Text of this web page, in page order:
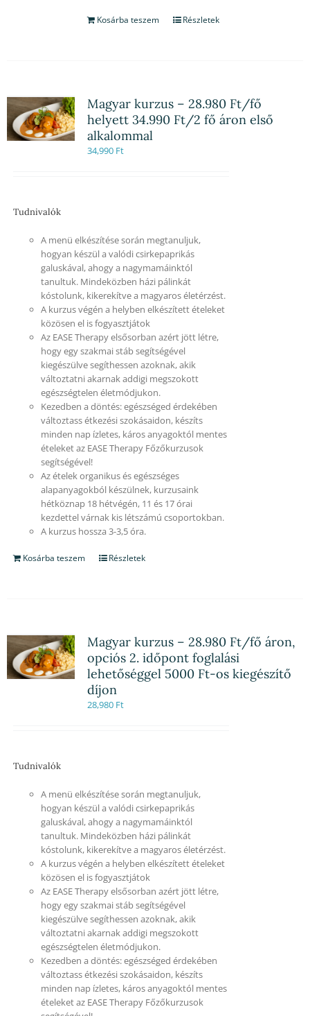
Kosárba teszem Részletek
Magyar kurzus – 28.980 Ft/fő
helyett 34.990 Ft/2 fő áron első
alkalommal
34,990 Ft
Tudnivalók
A menü elkészítése során megtanuljuk,
hogyan készül a valódi csirkepaprikás
galuskával, ahogy a nagymamáinktól
tanultuk. Mindeközben házi pálinkát
kóstolunk, kikerekítve a magyaros életérzést.
A kurzus végén a helyben elkészített ételeket
közösen el is fogyasztjátok
Az EASE Therapy elsősorban azért jött létre,
hogy egy szakmai stáb segítségével
kiegészülve segíthessen azoknak, akik
változtatni akarnak addigi megszokott
egészségtelen életmódjukon.
Kezedben a döntés: egészséged érdekében
változtass étkezési szokásaidon, készíts
minden nap ízletes, káros anyagoktól mentes
ételeket az EASE Therapy Főzőkurzusok
segítségével!
Az ételek organikus és egészséges
alapanyagokból készülnek, kurzusaink
hétköznap 18 hétvégén, 11 és 17 órai
kezdettel várnak kis létszámú csoportokban.
A kurzus hossza 3-3,5 óra.
Kosárba teszem Részletek
Magyar kurzus – 28.980 Ft/fő áron,
opciós 2. időpont foglalási
lehetőséggel 5000 Ft-os kiegészítő
díjon
28,980 Ft
Tudnivalók
A menü elkészítése során megtanuljuk,
hogyan készül a valódi csirkepaprikás
galuskával, ahogy a nagymamáinktól
tanultuk. Mindeközben házi pálinkát
kóstolunk, kikerekítve a magyaros életérzést.
A kurzus végén a helyben elkészített ételeket
közösen el is fogyasztjátok
Az EASE Therapy elsősorban azért jött létre,
hogy egy szakmai stáb segítségével
kiegészülve segíthessen azoknak, akik
változtatni akarnak addigi megszokott
egészségtelen életmódjukon.
Kezedben a döntés: egészséged érdekében
változtass étkezési szokásaidon, készíts
minden nap ízletes, káros anyagoktól mentes
ételeket az EASE Therapy Főzőkurzusok